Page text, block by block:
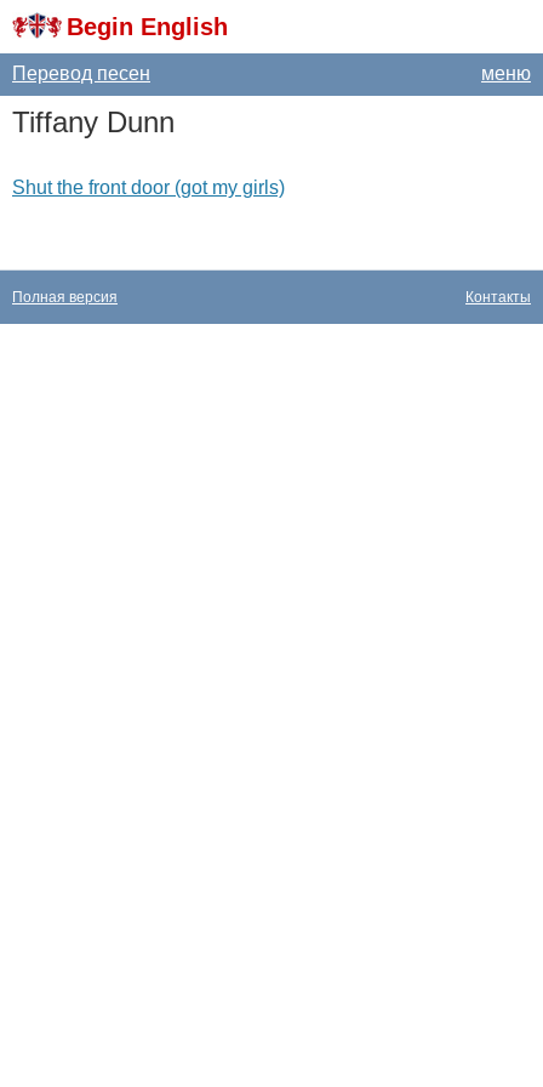
Begin English
меню
Перевод песен
Tiffany Dunn
Shut the front door (got my girls)
Контакты
Полная версия